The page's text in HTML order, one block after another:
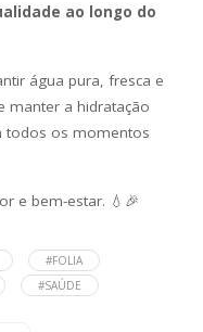
ao longo do
água pura, fresca e
manter a hidratação
todos os momentos
e bem-estar. 💧🎉
#FOLIA
#SAÚDE